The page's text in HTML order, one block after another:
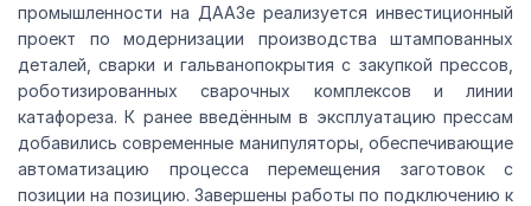
промышленности на ДААЗе реализуется инвестиционный
проект по модернизации производства штампованных
деталей, сварки и гальванопокрытия с закупкой прессов,
роботизированных сварочных комплексов и линии
катафореза. К ранее введённым в эксплуатацию прессам
добавились современные манипуляторы, обеспечивающие
автоматизацию процесса перемещения заготовок с
позиции на позицию. Завершены работы по подключению к